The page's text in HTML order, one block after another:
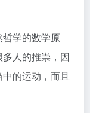
学的数学原
人的推崇，因
的运动，而且